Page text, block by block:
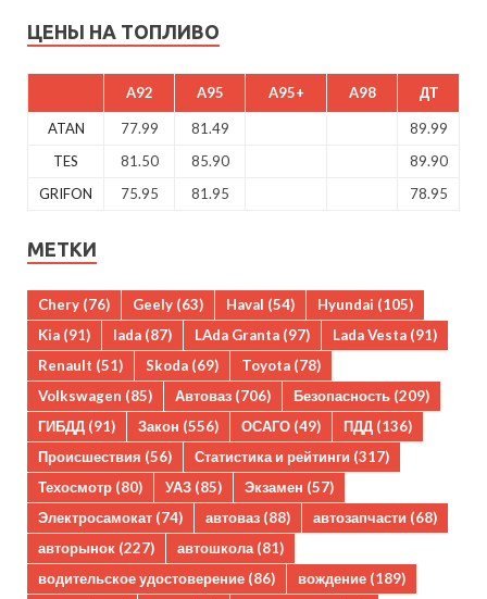
ЦЕНЫ НА ТОПЛИВО
A92 A95 A95+ A98 ДТ
ATAN 77.99 81.49
89.99
TES
81.50 85.90
89.90
GRIFON
75.95 81.95 78.95
МЕТКИ
Chery (76) Geely (63) Haval (54) Hyundai (105)
Kia (91) lada (87) LAda Granta (97) Lada Vesta (91)
Renault (51) Skoda (69) Toyota (78)
Volkswagen (85) Автоваз (706) Безопасность (209)
ГИБДД (91) Закон (556) ОСАГО (49) ПДД (136)
Происшествия (56) Статистика и рейтинги (317)
Техосмотр (80) УАЗ (85) Экзамен (57)
Электросамокат (74) автоваз (88) автозапчасти (68)
авторынок (227) автошкола(81)
водительское удостоверение (86) вождение (189)